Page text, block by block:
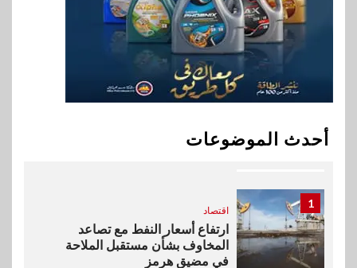
أحدث الموضوعات
إي اف چي فاينانس تستعرض
خطط نمو «بلد» لتعزيز حضورها
في سوق تحويلات المصريين
بالخارج
بيان توضيحي صادر عن شركة
ناتجاس
1
اقتصاد
ارتفاع أسعار النفط مع تصاعد
المخاوف بشأن مستقبل الملاحة
في مضيق هرمز